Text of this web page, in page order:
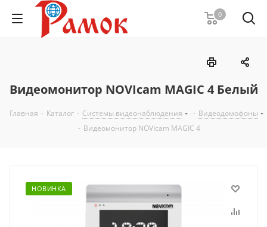
0
Видеомонитор NOVIcam MAGIC 4 Белый
Главная - Каталог - Системы видеонаблюдения - Видеодомофоны
- Видеомонитор NOVIcam MAGIC 4
НОВИНКА